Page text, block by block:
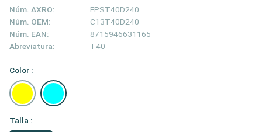
Núm. AXRO:
EPST40D240
Núm. OEM:
C13T40D240
Núm. EAN:
8715946631165
Abreviatura:
T40
Color :
Talla :